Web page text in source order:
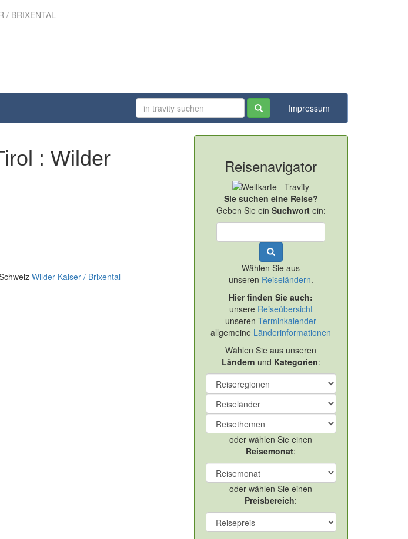
/ BRIXENTAL
Impressum
: Wilder
Wilder Kaiser / Brixental
Reisenavigator
Sie suchen eine Reise?
Geben Sie ein Suchwortein:
Wählen Sie aus
unseren Reiseländern.
Hier finden Sie auch:
unsere Reiseübersicht
unserenTerminkalender
allgemeine Länderinformationen
Wählen Sie aus unseren
Ländern und Kategorien:
oder wählen Sie einen
Reisemonat:
oder wählen Sie einen
Preisbereich: